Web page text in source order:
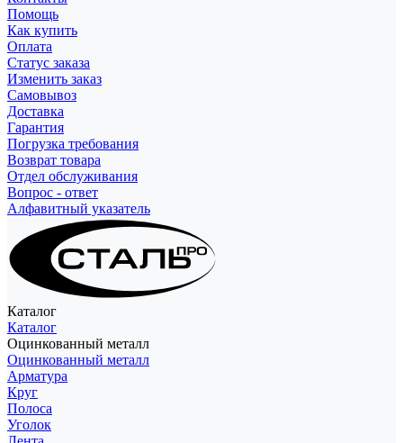
Помощь
Как купить
Оплата
Статус заказа
Изменить заказ
Самовывоз
Доставка
Гарантия
Погрузка требования
Возврат товара
Отдел обслуживания
Вопрос - ответ
Алфавитный указатель
Каталог
Каталог
Оцинкованный металл
Оцинкованный металл
Арматура
Круг
Полоса
Уголок